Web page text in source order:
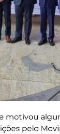
motivou
pelo